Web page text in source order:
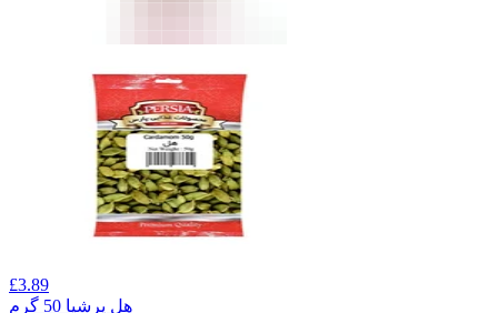
£3.89
هل پرشیا 50 گرم